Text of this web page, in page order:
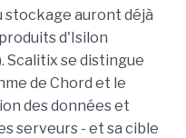
stockage auront déjà
d'Isilon
Scalitix se distingue
de Chord et le
des données et
serveurs - et sa cible